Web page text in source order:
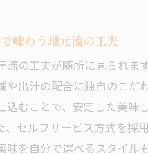
味わう地元流の工夫
流の工夫が随所に見られま
や出汁の配合に独自のこだ
込むことで、安定した美味
、セルフサービス方式を採
味を自分で選べるスタイル